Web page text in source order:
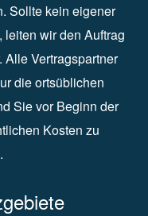
Sollte kein eigener
leiten wir den Auftrag
Vertragspartner
die ortsüblichen
Sie vor Beginn der
Kosten zu